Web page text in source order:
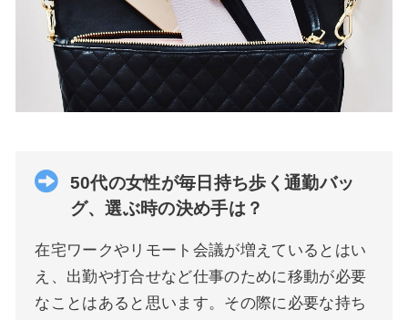
50代の女性が毎日持ち歩く通勤バッ
グ、選ぶ時の決め手は？
在宅ワークやリモート会議が増えているとはい
え、出勤や打合せなど仕事のために移動が必要
なことはあると思います。その際に必要な持ち